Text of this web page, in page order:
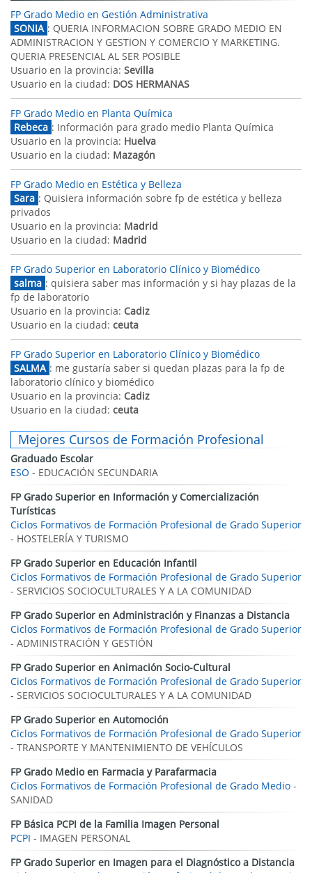
FP Grado Medio en Gestión Administrativa
SONIA : QUERIA INFORMACION SOBRE GRADO MEDIO EN
ADMINISTRACION Y GESTION Y COMERCIO Y MARKETING.
QUERIA PRESENCIAL AL SER POSIBLE
Usuario en la provincia: Sevilla
Usuario en la ciudad: DOS HERMANAS
FP Grado Medio en Planta Química
Rebeca : Información para grado medio Planta Química
Usuario en la provincia: Huelva
Usuario en la ciudad: Mazagón
FP Grado Medio en Estética y Belleza
Sara : Quisiera información sobre fp de estética y belleza
privados
Usuario en la provincia: Madrid
Usuario en la ciudad: Madrid
FP Grado Superior en Laboratorio Clínico y Biomédico
salma : quisiera saber mas información y si hay plazas de la
fp de laboratorio
Usuario en la provincia: Cadiz
Usuario en la ciudad: ceuta
FP Grado Superior en Laboratorio Clínico y Biomédico
SALMA : me gustaría saber si quedan plazas para la fp de
laboratorio clínico y biomédico
Usuario en la provincia: Cadiz
Usuario en la ciudad: ceuta
Mejores Cursos de Formación Profesional
Graduado Escolar
ESO - EDUCACIÓN SECUNDARIA
FP Grado Superior en Información y Comercialización
Turísticas
Ciclos Formativos de Formación Profesional de Grado Superior
- HOSTELERÍA Y TURISMO
FP Grado Superior en Educación Infantil
Ciclos Formativos de Formación Profesional de Grado Superior
- SERVICIOS SOCIOCULTURALES Y A LA COMUNIDAD
FP Grado Superior en Administración y Finanzas a Distancia
Ciclos Formativos de Formación Profesional de Grado Superior
- ADMINISTRACIÓN Y GESTIÓN
FP Grado Superior en Animación Socio-Cultural
Ciclos Formativos de Formación Profesional de Grado Superior
- SERVICIOS SOCIOCULTURALES Y A LA COMUNIDAD
FP Grado Superior en Automoción
Ciclos Formativos de Formación Profesional de Grado Superior
- TRANSPORTE Y MANTENIMIENTO DE VEHÍCULOS
FP Grado Medio en Farmacia y Parafarmacia
Ciclos Formativos de Formación Profesional de Grado Medio -
SANIDAD
FP Básica PCPI de la Familia Imagen Personal
PCPI - IMAGEN PERSONAL
FP Grado Superior en Imagen para el Diagnóstico a Distancia